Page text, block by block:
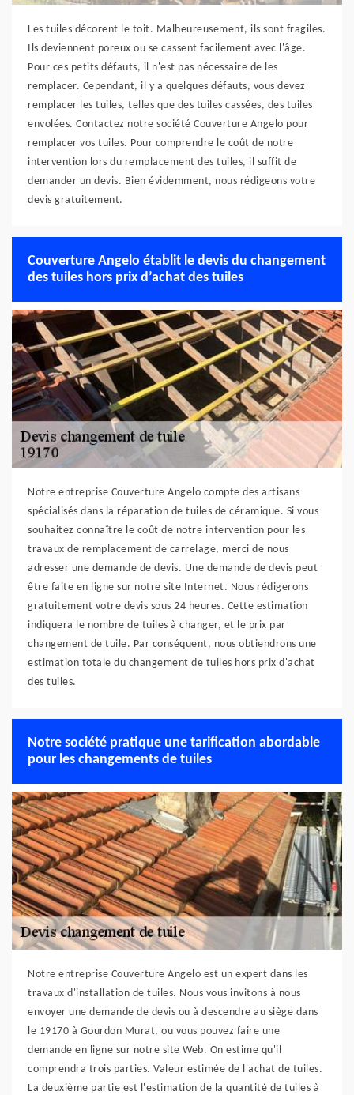
Les tuiles décorent le toit. Malheureusement, ils sont fragiles.
Ils deviennent poreux ou se cassent facilement avec l'âge.
Pour ces petits défauts, il n'est pas nécessaire de les
remplacer. Cependant, il y a quelques défauts, vous devez
remplacer les tuiles, telles que des tuiles cassées, des tuiles
envolées. Contactez notre société Couverture Angelo pour
remplacer vos tuiles. Pour comprendre le coût de notre
intervention lors du remplacement des tuiles, il suffit de
demander un devis. Bien évidemment, nous rédigeons votre
devis gratuitement.
Couverture Angelo établit le devis du changement
des tuiles hors prix d’achat des tuiles
Notre entreprise Couverture Angelo compte des artisans
spécialisés dans la réparation de tuiles de céramique. Si vous
souhaitez connaître le coût de notre intervention pour les
travaux de remplacement de carrelage, merci de nous
adresser une demande de devis. Une demande de devis peut
être faite en ligne sur notre site Internet. Nous rédigerons
gratuitement votre devis sous 24 heures. Cette estimation
indiquera le nombre de tuiles à changer, et le prix par
changement de tuile. Par conséquent, nous obtiendrons une
estimation totale du changement de tuiles hors prix d'achat
des tuiles.
Notre société pratique une tarification abordable
pour les changements de tuiles
Notre entreprise Couverture Angelo est un expert dans les
travaux d'installation de tuiles. Nous vous invitons à nous
envoyer une demande de devis ou à descendre au siège dans
le 19170 à Gourdon Murat, ou vous pouvez faire une
demande en ligne sur notre site Web. On estime qu'il
comprendra trois parties. Valeur estimée de l'achat de tuiles.
La deuxième partie est l'estimation de la quantité de tuiles à